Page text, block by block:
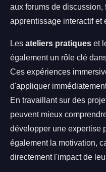
aux forums de discussion,
apprentissage interactif et
Les ateliers pratiques et
également un rôle clé
Ces expériences
d'appliquer
En travaillant sur des
peuvent mieux
développer une expertise
également la motivation,
directement l'impact de